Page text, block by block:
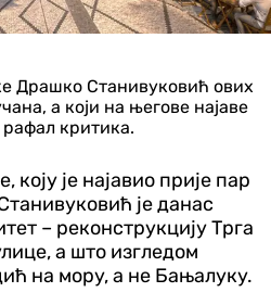
Драшко Станивуковић ових
а који на његове најаве
рафал критика.
је најавио прије пар
је данас
– реконструкцију Трга
а што изгледом
на мору, а не Бањалуку.